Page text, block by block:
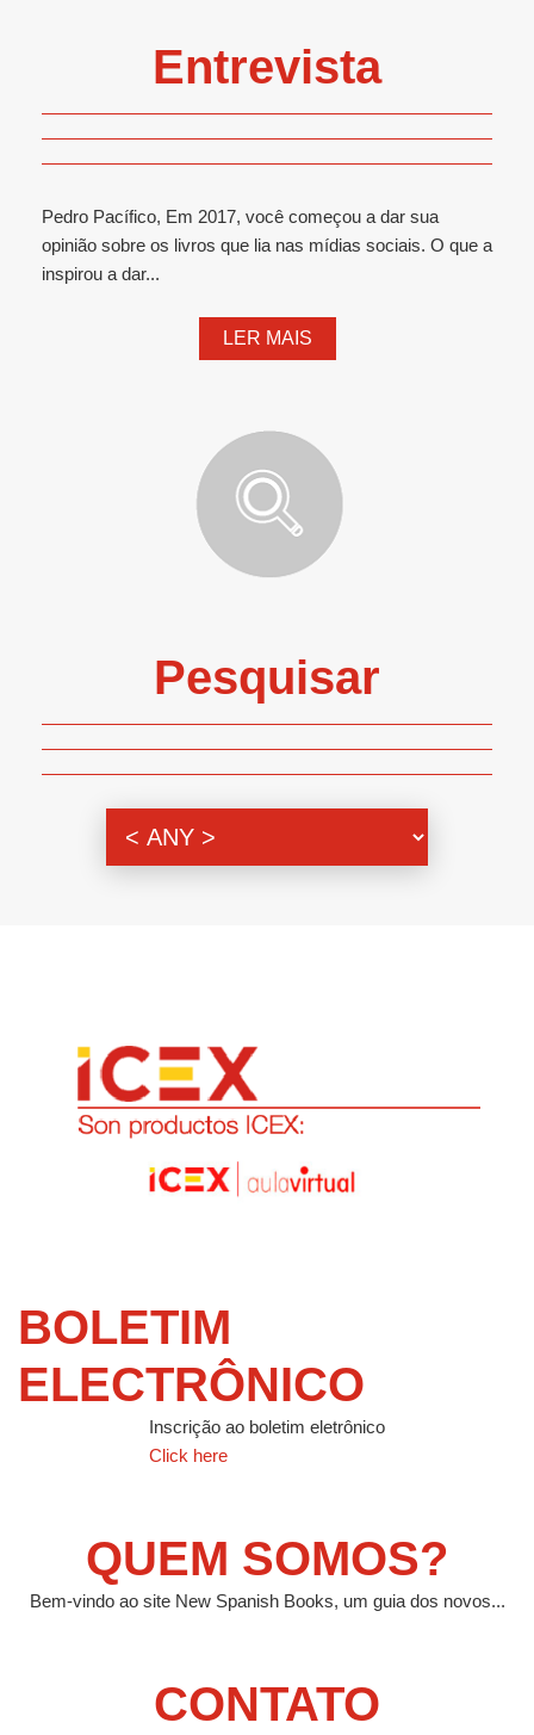
Entrevista
Pedro Pacífico, Em 2017, você começou a dar sua
opinião sobre os livros que lia nas mídias sociais. O que a
inspirou a dar...
LER MAIS
Pesquisar
BOLETIM
ELECTRÔNICO
Inscrição ao boletim eletrônico
Click here
QUEM SOMOS?
Bem-vindo ao site New Spanish Books, um guia dos novos...
CONTATO